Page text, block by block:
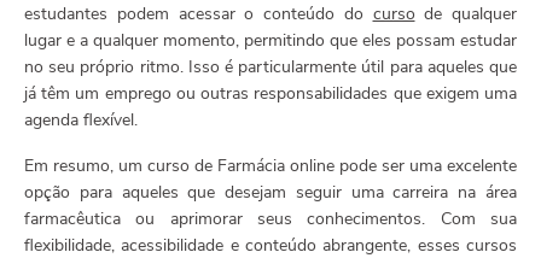
estudantes podem acessar o conteúdo do curso de qualquer
lugar e a qualquer momento, permitindo que eles possam estudar
no seu próprio ritmo. Isso é particularmente útil para aqueles que
já têm um emprego ou outras responsabilidades que exigem uma
agenda flexível.
Em resumo, um curso de Farmácia online pode ser uma excelente
opção para aqueles que desejam seguir uma carreira na área
farmacêutica ou aprimorar seus conhecimentos. Com sua
flexibilidade, acessibilidade e conteúdo abrangente, esses cursos